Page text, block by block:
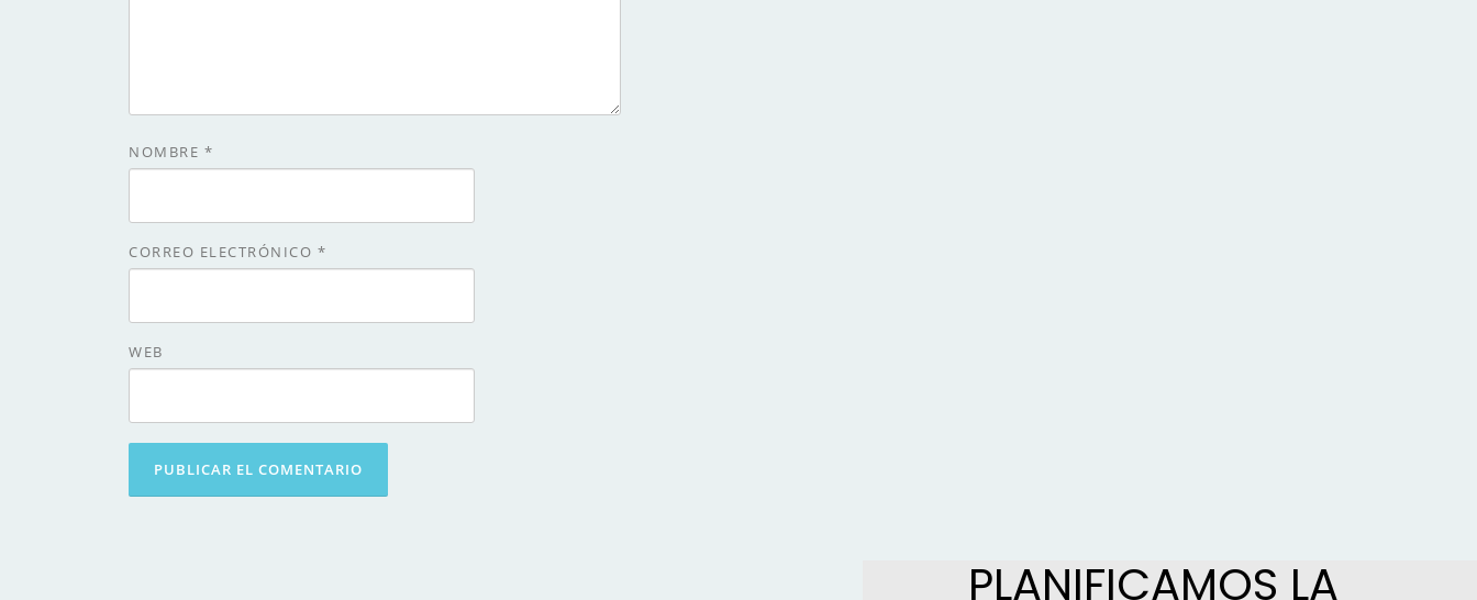
NOMBRE *
CORREO ELECTRÓNICO *
WEB
PLANIFICAMOS LA